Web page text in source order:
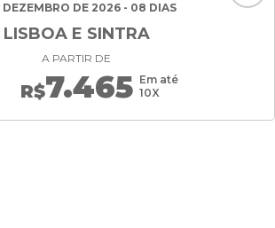
DEZEMBRO DE 2026 - 08 DIAS
LISBOA E SINTRA
A PARTIR DE
R$7.465 Em até
10X